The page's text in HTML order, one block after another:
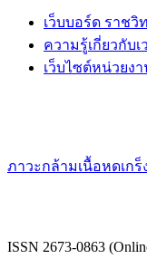
เว็บบอร์ด ราชวิ
ความรู้เกี่ยวกับ
เว็บไซต์หน่วยง
ภาวะกล้ามเนื้อหดเก
ISSN 2673-0863